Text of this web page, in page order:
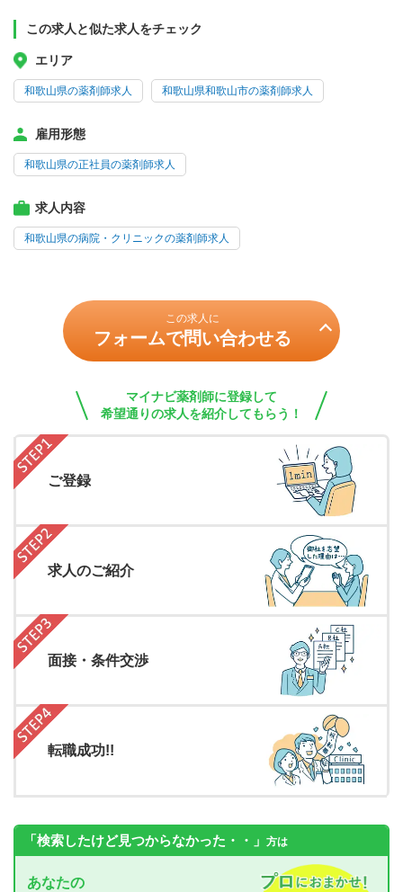
この求人と似た求人をチェック
エリア
和歌山県の薬剤師求人 和歌山県和歌山市の薬剤師求人
雇用形態
和歌山県の正社員の薬剤師求人
求人内容
和歌山県の病院・クリニックの薬剤師求人
この求人に
フォームで問い合わせる
マイナビ薬剤師に登録して
希望通りの求人を紹介してもらう！
ご登録
求人のご紹介
面接・条件交渉
転職成功!!
「検索したけど見つからなかった・・」 方は
あなたの